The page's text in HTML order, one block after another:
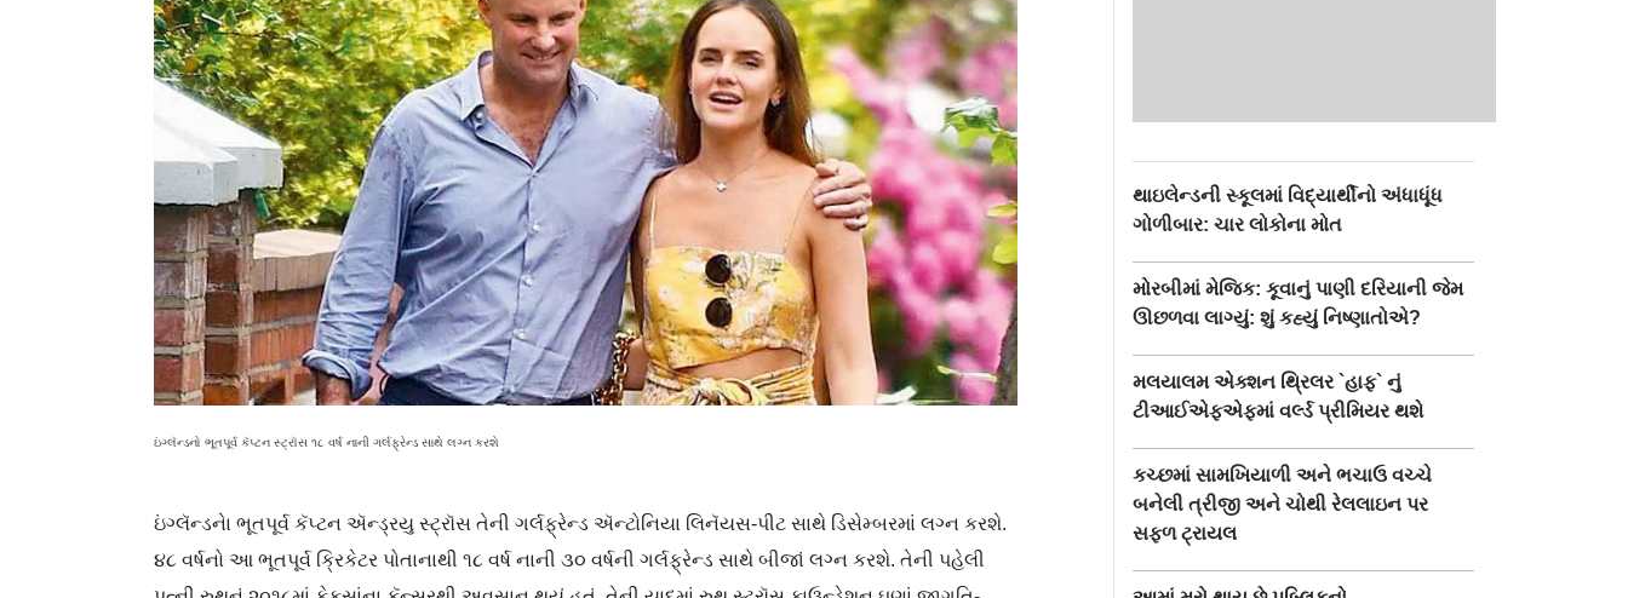
ઇંગ્લૅન્ડનો ભૂતપૂર્વ કૅપ્ટન સ્ટ્રૉસ ૧૮ વર્ષ નાની ગર્લફ્રેન્ડ સાથે લગ્ન કરશે
ઇંગ્લૅન્ડનાે ભૂતપૂર્વ કૅપ્ટન ઍન્ડ્ર‌યુ સ્ટ્રૉસ તેની ગર્લફ્રેન્ડ ઍન્ટોનિયા લિનૅયસ-પીટ સાથે ડિસેમ્બરમાં લગ્ન કરશે.
૪૮ વર્ષનો આ ભૂતપૂર્વ ક્રિકેટર પોતાનાથી ૧૮ વર્ષ નાની ૩૦ વર્ષની ગર્લફ્રેન્ડ સાથે બીજાં લગ્ન કરશે. તેની પહેલી
થાઇલેન્ડની સ્કૂલમાં વિદ્યાર્થીનો અંધાધૂંધ
ગોળીબાર: ચાર લોકોના મોત
મોરબીમાં મેજિક: કૂવાનું પાણી દરિયાની જેમ
ઊછળવા લાગ્યું: શું કહ્યું નિષ્ણાતોએ?
મલયાલમ એક્શન થ્રિલર `હાફ` નું
ટીઆઈએફએફમાં વર્લ્ડ પ્રીમિયર થશે
કચ્છમાં સામખિયાળી અને ભચાઉ વચ્ચે
બનેલી ત્રીજી અને ચોથી રેલલાઇન પર
સફળ ટ્રાયલ